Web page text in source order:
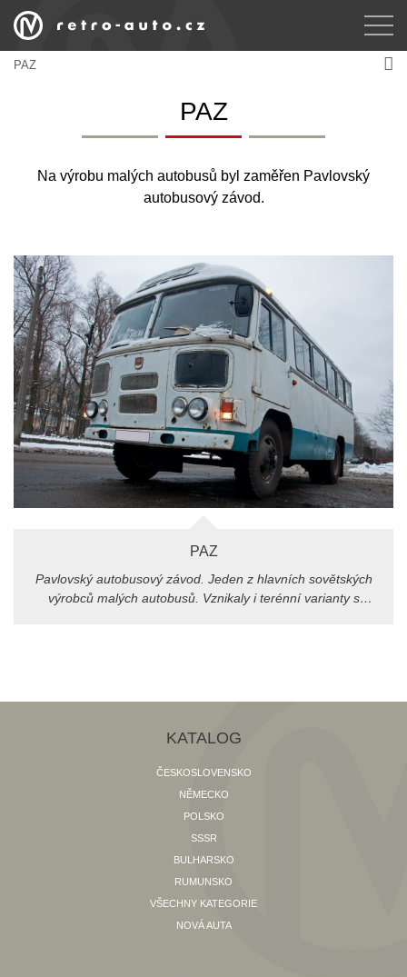
PAZ
PAZ
Na výrobu malých autobusů byl zaměřen Pavlovský
autobusový závod.
PAZ
Pavlovský autobusový závod. Jeden z hlavních sovětských
výrobců malých autobusů. Vznikaly i terénní varianty s
KATALOG
ČESKOSLOVENSKO
NĚMECKO
POLSKO
SSSR
BULHARSKO
RUMUNSKO
VŠECHNY KATEGORIE
NOVÁ AUTA